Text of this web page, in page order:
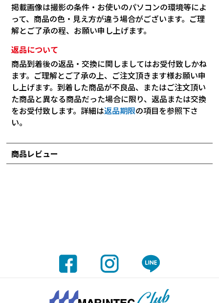
掲載画像は撮影の条件・お使いのパソコンの環境等によ
って、商品の色・見え方が違う場合がございます。ご理
解とご了承の程、お願い申し上げます。
返品について
商品到着後の返品・交換に関しましてはお受付致しかね
ます。ご理解とご了承の上、ご注文頂きます様お願い申
し上げます。到着した商品が不良品、またはご注文頂い
た商品と異なる商品だった場合に限り、返品または交換
をお受付致します。詳細は返品期限の項目を参照下さ
い。
商品レビュー